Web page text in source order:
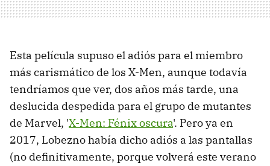
Esta película supuso el adiós para el miembro
más carismático de los X-Men, aunque todavía
tendríamos que ver, dos años más tarde, una
deslucida despedida para el grupo de mutantes
de Marvel, 'X-Men: Fénix oscura'. Pero ya en
2017, Lobezno había dicho adiós a las pantallas
(no definitivamente, porque volverá este verano